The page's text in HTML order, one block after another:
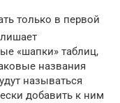
только в первой
«шапки» таблиц,
названия
называться
добавить к ним